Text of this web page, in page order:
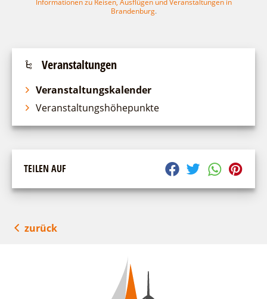
WFG
Informationen zu Reisen, Ausflügen und Veranstaltungen in
Brandenburg.
Veranstaltungen
Veranstaltungskalender
Veranstaltungshöhepunkte
TEILEN AUF
zurück